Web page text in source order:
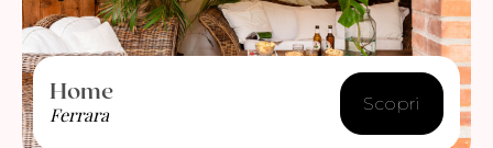
Home
Ferrara Scopri